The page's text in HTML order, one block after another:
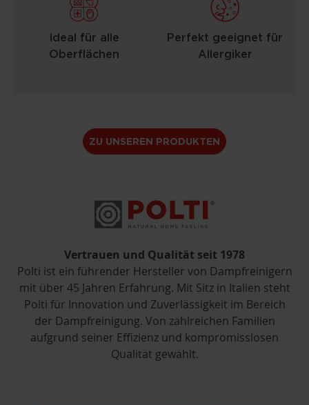
Ideal für alle
Oberflächen
Perfekt geeignet für
Allergiker
ZU UNSEREN PRODUKTEN
Vertrauen und Qualität seit 1978
Polti ist ein führender Hersteller von Dampfreinigern
mit über 45 Jahren Erfahrung. Mit Sitz in Italien steht
Polti für Innovation und Zuverlässigkeit im Bereich
der Dampfreinigung. Von zahlreichen Familien
aufgrund seiner Effizienz und kompromisslosen
Qualität gewählt.